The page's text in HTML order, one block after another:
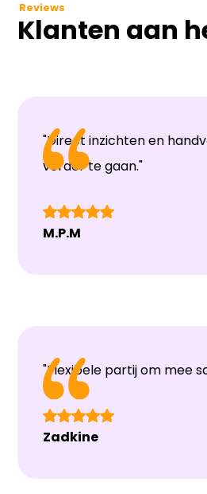
Reviews
Klanten aan
"Direct inzichten en
verder te gaan."
M.P.M
"Flexibele partij om mee
Zadkine